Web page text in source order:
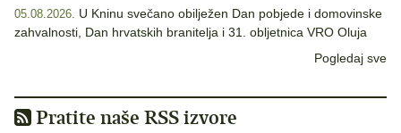
05.08.2026. U Kninu svečano obilježen Dan pobjede i domovinske
zahvalnosti, Dan hrvatskih branitelja i 31. obljetnica VRO Oluja
Pogledaj sve
Pratite naše RSS izvore